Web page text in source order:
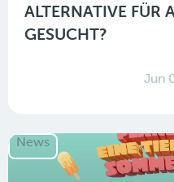
ALTERNATIVE FÜR
GESUCHT?
Jun
News